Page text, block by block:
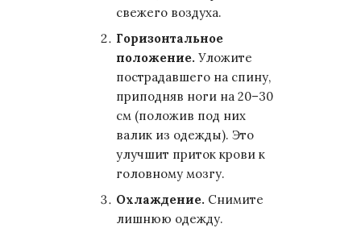
свежего воздуха.
Горизонтальное
положение. Уложите
пострадавшего на спину,
приподняв ноги на 20–30
см (положив под них
валик из одежды). Это
улучшит приток крови к
головному мозгу.
Охлаждение. Снимите
лишнюю одежду.